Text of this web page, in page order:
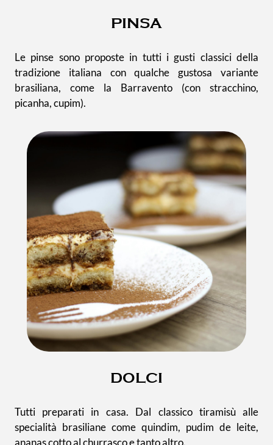
PINSA
Le pinse sono proposte in tutti i gusti classici della
tradizione italiana con qualche gustosa variante
brasiliana, come la Barravento (con stracchino,
picanha, cupim).
DOLCI
Tutti preparati in casa. Dal classico tiramisù alle
specialità brasiliane come quindim, pudim de leite,
ananas cotto al churrasco e tanto altro.